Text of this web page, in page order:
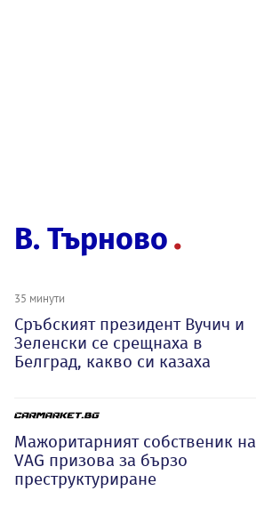
В. Търново
35 минути
Сръбският президент Вучич и
Зеленски се срещнаха в
Белград, какво си казаха
Мажоритарният собственик на
VAG призова за бързо
преструктуриране